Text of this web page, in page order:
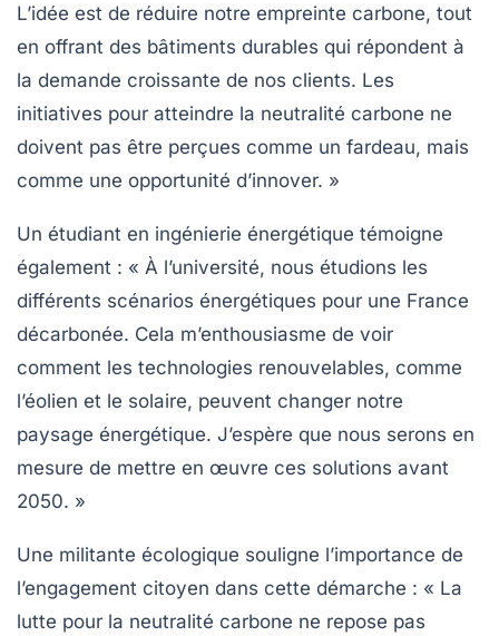
L’idée est de réduire notre empreinte carbone, tout
en offrant des bâtiments durables qui répondent à
la demande croissante de nos clients. Les
initiatives pour atteindre la neutralité carbone ne
doivent pas être perçues comme un fardeau, mais
comme une opportunité d’innover. »
Un étudiant en ingénierie énergétique témoigne
également : « À l’université, nous étudions les
différents scénarios énergétiques pour une France
décarbonée. Cela m’enthousiasme de voir
comment les technologies renouvelables, comme
l’éolien et le solaire, peuvent changer notre
paysage énergétique. J’espère que nous serons en
mesure de mettre en œuvre ces solutions avant
2050. »
Une militante écologique souligne l’importance de
l’engagement citoyen dans cette démarche : « La
lutte pour la neutralité carbone ne repose pas